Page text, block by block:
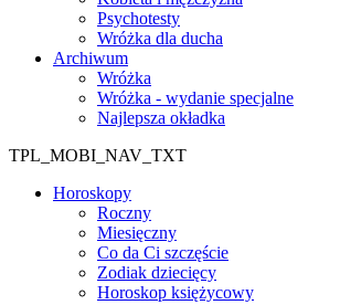
Psychotesty
Wróżka dla ducha
Archiwum
Wróżka
Wróżka - wydanie specjalne
Najlepsza okładka
TPL_MOBI_NAV_TXT
Horoskopy
Roczny
Miesięczny
Co da Ci szczęście
Zodiak dziecięcy
Horoskop księżycowy